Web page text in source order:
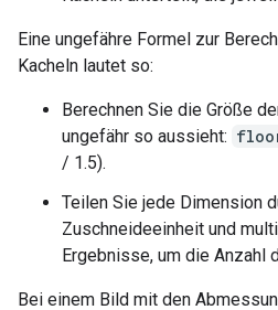
Eine ungefähre Formel zur
Kacheln lautet so:
Berechnen Sie die Größe
ungefähr so aussieht:
/ 1.5).
Teilen Sie jede Dimension
Zuschneideeinheit und
Ergebnisse, um die Anzahl
Bei einem Bild mit den